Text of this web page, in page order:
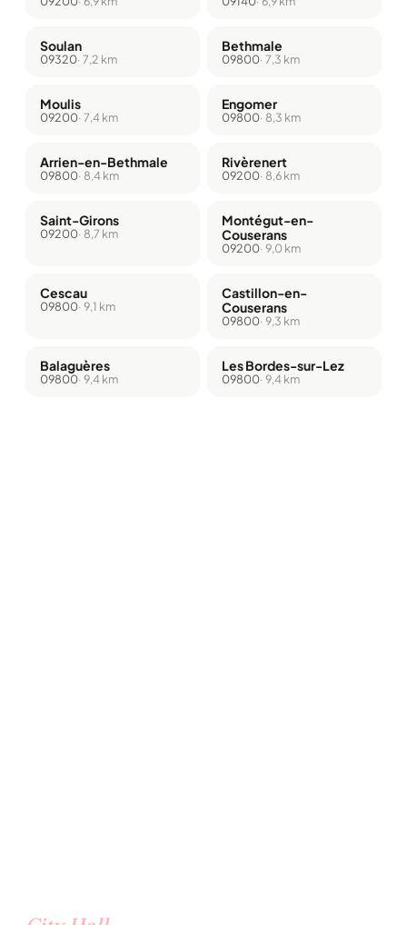
Soulan
09320· 7,2 km
Bethmale
09800· 7,3 km
Moulis
09200· 7,4 km
Engomer
09800· 8,3 km
Arrien-en-Bethmale
09800· 8,4 km
Rivèrenert
09200· 8,6 km
Saint-Girons
09200· 8,7 km
Montégut-en-
Couserans
09200· 9,0 km
Cescau
09800· 9,1 km
Castillon-en-
Couserans
09800· 9,3 km
Balaguères
09800· 9,4 km
Les Bordes-sur-Lez
09800· 9,4 km